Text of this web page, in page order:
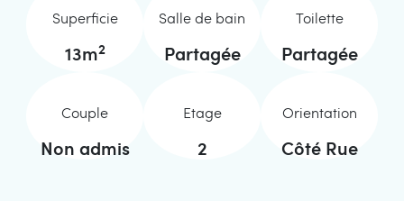
Superficie
13m2
Salle de bain
Partagée
Toilette
Partagée
Couple
Non admis
Etage
2
Orientation
Côté Rue